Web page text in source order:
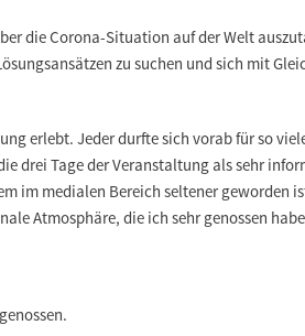
die Corona-Situation auf der Welt
zu suchen und sich mit
erlebt. Jeder durfte sich vorab für so
drei Tage der Veranstaltung als sehr
im medialen Bereich seltener geworden
Atmosphäre, die ich sehr genossen